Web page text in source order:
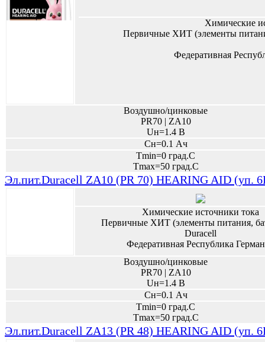
Химические
Первичные ХИТ (элементы
Федеративная
Воздушно/цинковые
PR70 | ZA10
Uн=1.4 В
Сн=0.1 Ач
Tmin=0 град.С
Tmax=50 град.С
Эл.пит.Duracell ZA10 (PR 70) HEARING AID (уп.
Химические источники тока
Первичные ХИТ (элементы питания,
Duracell
Федеративная Республика
Воздушно/цинковые
PR70 | ZA10
Uн=1.4 В
Сн=0.1 Ач
Tmin=0 град.С
Tmax=50 град.С
Эл.пит.Duracell ZA13 (PR 48) HEARING AID (уп.